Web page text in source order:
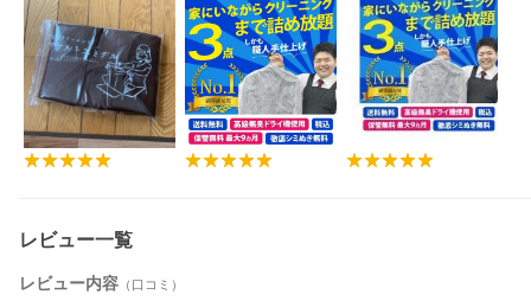
レビュー一覧
レビュー内容 （口コミ）